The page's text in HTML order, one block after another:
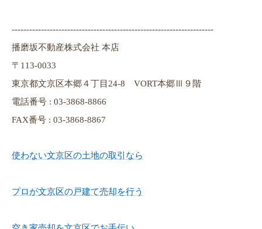
---------------------------------------------------------------------
播磨坂不動産株式会社 本店
〒113-0033
東京都文京区本郷４丁目24-8 VORT本郷Ⅲ９階
電話番号 : 03-3868-8866
FAX番号 : 03-3868-8867
使わない文京区の土地の取引なら
プロが文京区の戸建て売却を行う